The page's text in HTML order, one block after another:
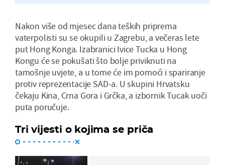
Nakon više od mjesec dana teških priprema
vaterpolisti su se okupili u Zagrebu, a večeras lete
put Hong Konga. Izabranici Ivice Tucka u Hong
Kongu će se pokušati što bolje priviknuti na
tamošnje uvjete, a u tome će im pomoći i spariranje
protiv reprezentacije SAD-a. U skupini Hrvatsku
čekaju Kina, Crna Gora i Grčka, a izbornik Tucak uoči
puta poručuje.
Tri vijesti o kojima se priča